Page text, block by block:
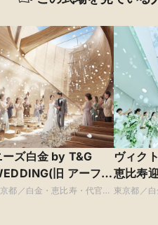
ーズ白金 by T&G
旧 アーフェ
ーク白金)
都／白金・恵比寿・代官
ヴィク
恵比寿
東京都／